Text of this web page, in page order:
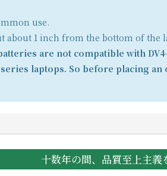
use.
about 1 inch from the bottom of
are not compatible with DV4-
series laptops. So before placing
十数年の間、品質至上主義